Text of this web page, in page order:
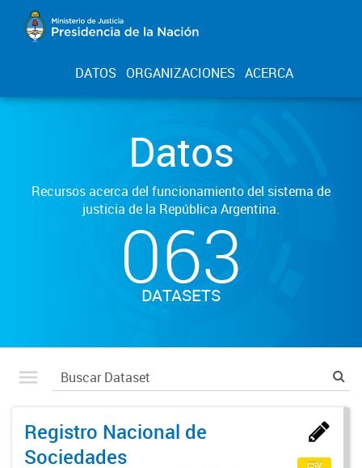
DATOS ORGANIZACIONES ACERCA
Datos
Recursos acerca del funcionamiento del sistema de
justicia de la República Argentina.
063
DATASETS
Registro Nacional de
Sociedades
csv